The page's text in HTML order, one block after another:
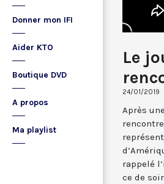
Donner mon IFI
Aider KTO
Boutique DVD
A propos
Ma playlist
Le
24/01/2019
Après
rappelé
ce de